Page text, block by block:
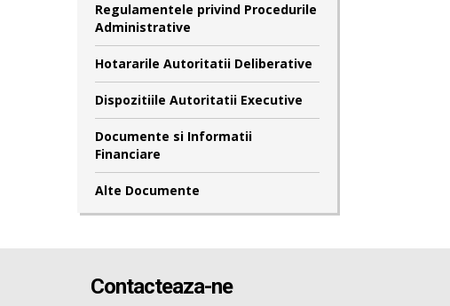
Regulamentele privind Procedurile
Administrative
Hotararile Autoritatii Deliberative
Dispozitiile Autoritatii Executive
Documente si Informatii
Financiare
Alte Documente
Contacteaza-ne